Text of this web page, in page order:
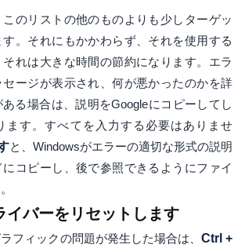
のリストの他のものよりも少しターゲッ
す。それにもかかわらず、それを使用する
れは大きな時間の節約になります。エラ
ージが表示され、何が悪かったのかを詳
る場合は、説明をGoogleにコピーしてし
ます。すべてを入力する必要はありませ
と、Windowsがエラーの適切な形式の説明
コピーし、後で参照できるようにファイ
イバーをリセットします
フィックの問題が発生した場合は、 Ctrl +